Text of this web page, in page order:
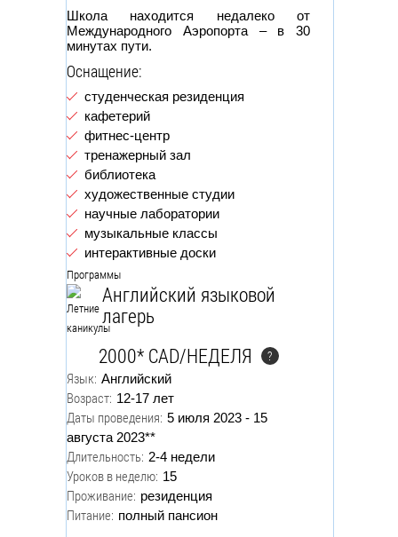
Школа находится недалеко от
Международного Аэропорта – в 30
минутах пути.
Оснащение:
студенческая резиденция
кафетерий
фитнес-центр
тренажерный зал
библиотека
художественные студии
научные лаборатории
музыкальные классы
интерактивные доски
Программы
Английский языковой
лагерь
2000* CAD/НЕДЕЛЯ
?
Язык: Английский
Возраст: 12-17 лет
Даты проведения: 5 июля 2023 - 15
августа 2023**
Длительность: 2-4 недели
Уроков в неделю: 15
Проживание: резиденция
Питание: полный пансион